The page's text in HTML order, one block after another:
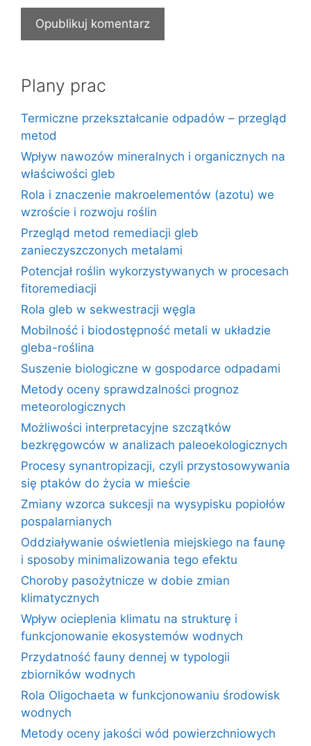
Plany prac
Termiczne przekształcanie odpadów – przegląd
metod
Wpływ nawozów mineralnych i organicznych na
właściwości gleb
Rola i znaczenie makroelementów (azotu) we
wzroście i rozwoju roślin
Przegląd metod remediacji gleb
zanieczyszczonych metalami
Potencjał roślin wykorzystywanych w procesach
fitoremediacji
Rola gleb w sekwestracji węgla
Mobilność i biodostępność metali w układzie
gleba-roślina
Suszenie biologiczne w gospodarce odpadami
Metody oceny sprawdzalności prognoz
meteorologicznych
Możliwości interpretacyjne szczątków
bezkręgowców w analizach paleoekologicznych
Procesy synantropizacji, czyli przystosowywania
się ptaków do życia w mieście
Zmiany wzorca sukcesji na wysypisku popiołów
pospalarnianych
Oddziaływanie oświetlenia miejskiego na faunę
i sposoby minimalizowania tego efektu
Choroby pasożytnicze w dobie zmian
klimatycznych
Wpływ ocieplenia klimatu na strukturę i
funkcjonowanie ekosystemów wodnych
Przydatność fauny dennej w typologii
zbiorników wodnych
Rola Oligochaeta w funkcjonowaniu środowisk
wodnych
Metody oceny jakości wód powierzchniowych